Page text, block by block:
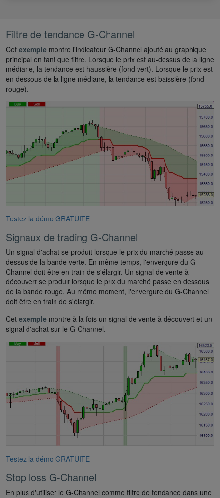
Filtre de tendance G-Channel
Cet exemple montre l'indicateur G-Channel ajouté au graphique
principal en tant que filtre. Lorsque le prix est au-dessus de la ligne
médiane, la tendance est haussière (fond vert). Lorsque le prix est
en dessous de la ligne médiane, la tendance est baissière (fond
rouge).
Testez la démo GRATUITE
Signaux de trading G-Channel
Un signal d'achat se produit lorsque le prix du marché passe au-
dessus de la bande verte. En même temps, l'envergure du G-
Channel doit être en train de s'élargir. Un signal de vente à
découvert se produit lorsque le prix du marché passe en dessous
de la bande rouge. Au même moment, l'envergure du G-Channel
doit être en train de s'élargir.
Cet exemple montre à la fois un signal de vente à découvert et un
signal d'achat sur le G-Channel.
Testez la démo GRATUITE
Stop loss G-Channel
En plus d'utiliser le G-Channel comme filtre de tendance dans une